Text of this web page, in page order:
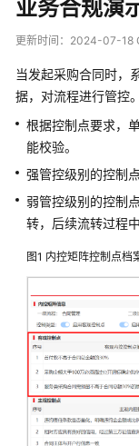
为
云
域
教
云
平
台
解
决
方
案
讯
方
人
才
培
养
解
决
业务合规演
更新时间： 2024-07-18
当发起采购合同时，
据，对流程进行管控。
根据控制点要求，
能校验。
强管控级别的控制
弱管控级别的控制
转，后续流转过程
图1 内控矩阵控制点档